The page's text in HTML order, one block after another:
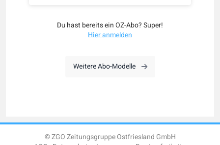
Du hast bereits ein OZ-Abo? Super!
Hier anmelden
Weitere Abo-Modelle
© ZGO Zeitungsgruppe Ostfriesland GmbH